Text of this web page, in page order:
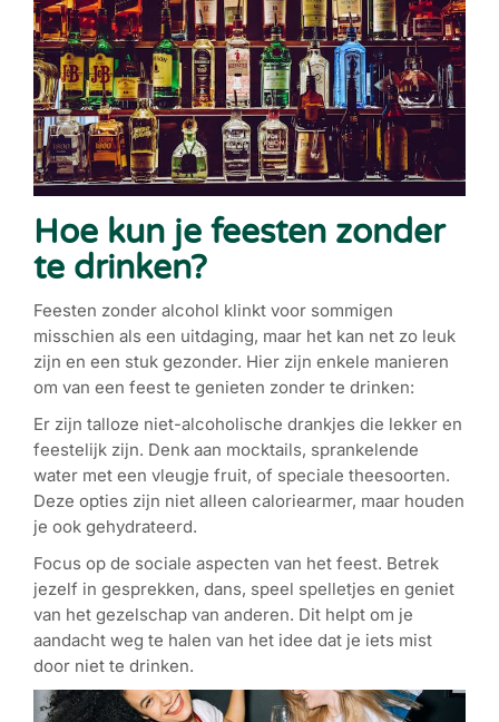
Hoe kun je feesten zonder
te drinken?
Feesten zonder alcohol klinkt voor sommigen
misschien als een uitdaging, maar het kan net zo leuk
zijn en een stuk gezonder. Hier zijn enkele manieren
om van een feest te genieten zonder te drinken:
Er zijn talloze niet-alcoholische drankjes die lekker en
feestelijk zijn. Denk aan mocktails, sprankelende
water met een vleugje fruit, of speciale theesoorten.
Deze opties zijn niet alleen caloriearmer, maar houden
je ook gehydrateerd.
Focus op de sociale aspecten van het feest. Betrek
jezelf in gesprekken, dans, speel spelletjes en geniet
van het gezelschap van anderen. Dit helpt om je
aandacht weg te halen van het idee dat je iets mist
door niet te drinken.